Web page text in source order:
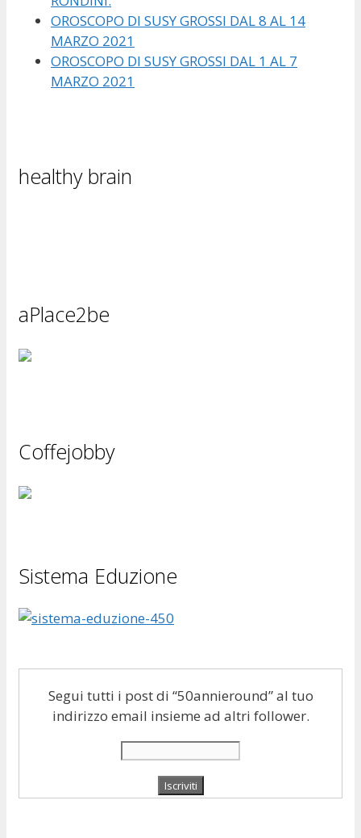
OROSCOPO DI SUSY GROSSI DAL 8 AL 14
MARZO 2021
OROSCOPO DI SUSY GROSSI DAL 1 AL 7
MARZO 2021
healthy brain
aPlace2be
Coffejobby
Sistema Eduzione
Segui tutti i post di “50annieround” al tuo
indirizzo email insieme ad altri follower.